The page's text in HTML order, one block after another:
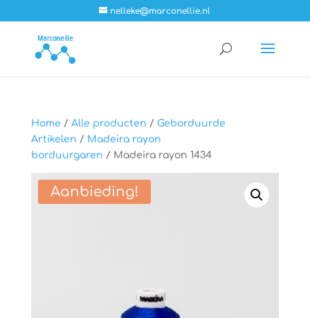
nelleke@marconellie.nl
Home / Alle producten / Geborduurde
Artikelen / Madeira rayon
borduurgaren / Madeira rayon 1434
Aanbieding!